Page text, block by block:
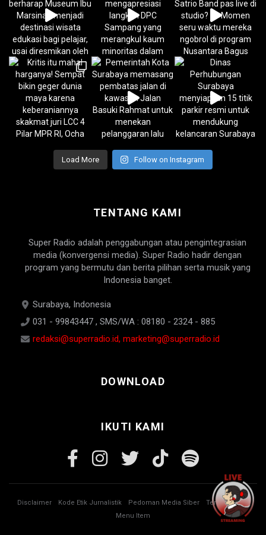
Load More Follow on Instagram
TENTANG KAMI
Super Radio adalah penggabungan atau pengintegrasian
media (konvergensi media). Super Radio hadir dengan
program yang bermutu dan berita pilihan serta musik yang
Indonesia banget.
Surabaya, Indonesia
031 - 99843447 , SMS/WA : 08180 - 2324 - 885
redaksi@superradio.id, marketing@superradio.id
DOWNLOAD
IKUTI KAMI
Disclaimer Kode Etik Jurnalistik Pedoman Media Siber
Tentang Kami
Menu Item